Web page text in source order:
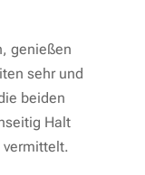
genießen
sehr und
beiden
Halt